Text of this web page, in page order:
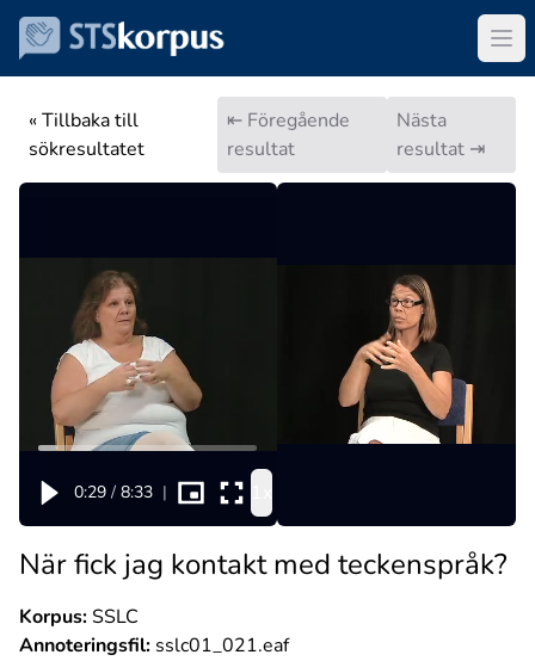
« Tillbaka till
sökresultatet
⇤ Föregående
resultat
Nästa
resultat ⇥
0:29 / 8:33 |
När fick jag kontakt med teckenspråk?
Korpus:SSLC
Annoteringsfil: sslc01_021.eaf